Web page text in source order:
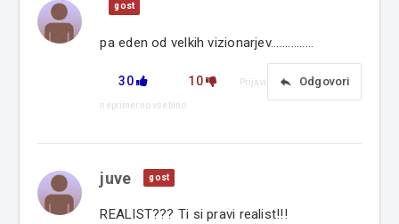
gost
pa eden od velkih vizionarjev...............
30 10 reply Odgovori
Prijavi
neprimerno vsebino
juve gost
REALIST??? Ti si pravi realist!!!